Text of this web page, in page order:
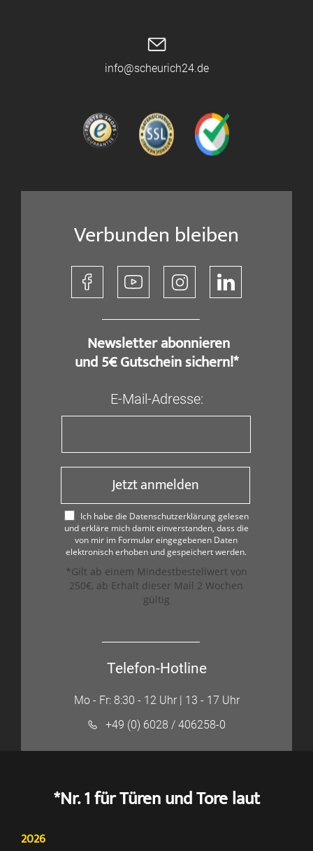
info@scheurich24.de
Verbunden bleiben
​ Newsletter abonnieren
und 5€ Gutschein sichern!*
E-Mail-Adresse:
Jetzt anmelden
Ich habe die Datenschutzerklärung gelesen
und erkläre mich damit einverstanden, dass die
von mir im Formular eingegebenen Daten
elektronisch erhoben und gespeichert werden.
*Gilt ab einem Mindestbestellwert von
250€, ab Erhalt dieser Mail 2 Wochen
gültig
Telefon-Hotline
Mo - Fr: 8:30 - 12 Uhr | 13 - 17 Uhr
+49 (0) 6028 / 406258-0
*Nr. 1 für Türen und Tore laut
2026